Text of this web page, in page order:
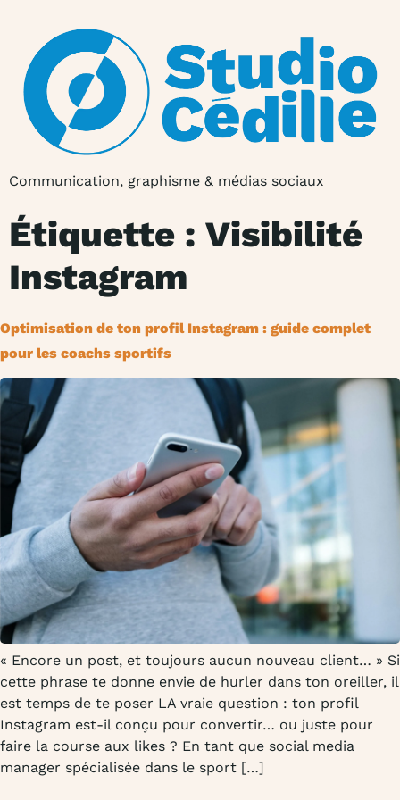
Communication, graphisme & médias sociaux
Étiquette : Visibilité
Instagram
Optimisation de ton profil Instagram : guide complet
pour les coachs sportifs
« Encore un post, et toujours aucun nouveau client… » Si
cette phrase te donne envie de hurler dans ton oreiller, il
est temps de te poser LA vraie question : ton profil
Instagram est-il conçu pour convertir… ou juste pour
faire la course aux likes ? En tant que social media
manager spécialisée dans le sport […]